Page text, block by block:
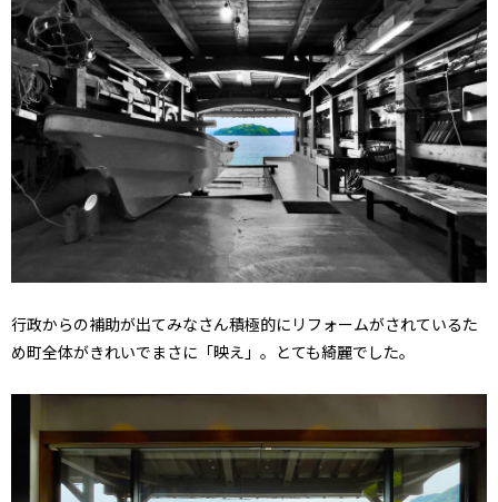
行政からの補助が出てみなさん積極的にリフォームがされているた
め町全体がきれいでまさに「映え」。とても綺麗でした。